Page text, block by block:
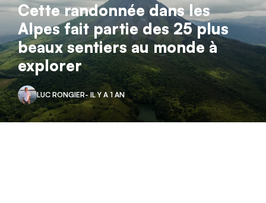
Cette randonnée dans les
Alpes fait partie des 25 plus
beaux sentiers au monde à
explorer
LUC RONGIER- IL Y A 1 AN